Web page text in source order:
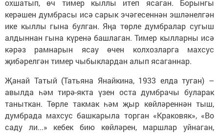
охшатып, өч тимер кыллы итеп ясаган. Борынгы
керәшен думбрасы исә сарык эчәгесеннән эшләнелгән
ике кыллы гына булган. Яңа төрле думбралар сугыш
алдыннан гына күренә башлаган. Тимер кылларны исә
кәрәз рамнарын ясау өчен колхозларга махсус
җибәрелгән тимер чыбыклардан алып ясаганнар.
Җанай Татый (Татьяна Янайкина, 1933 елда туган) –
авылда һәм тирә-якта үзен оста думбрачы буларак
таныткан. Төрле такмак һәм җыр көйләреннән тыш,
думбрада махсус башкарыла торган «Краковяк», «Во
саду ли...» кебек бию көйләрен, маршлар уйнаган,